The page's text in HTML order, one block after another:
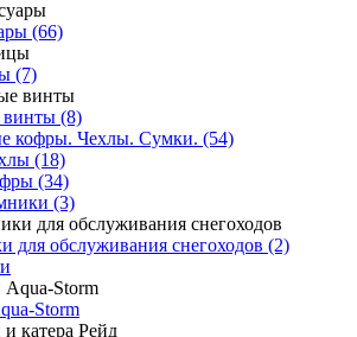
(66)
(7)
винты (8)
кофры. Чехлы. Сумки. (54)
(18)
(34)
(3)
для обслуживания снегоходов (2)
Storm